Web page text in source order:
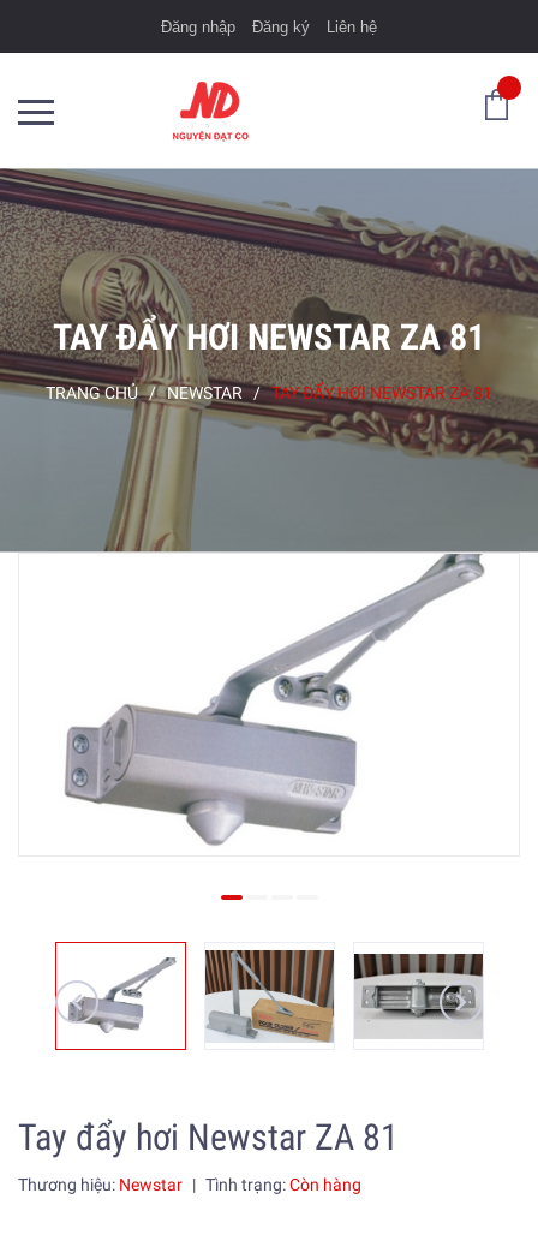
Đăng nhập Đăng ký Liên hệ
TAY ĐẨY HƠI NEWSTAR ZA 81
TRANG CHỦ / NEWSTAR / TAY ĐẨY HƠI NEWSTAR ZA 81
Tay đẩy hơi Newstar ZA 81
Thương hiệu: Newstar | Tình trạng:Còn hàng